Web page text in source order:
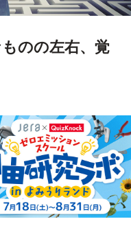
のの左右、覚